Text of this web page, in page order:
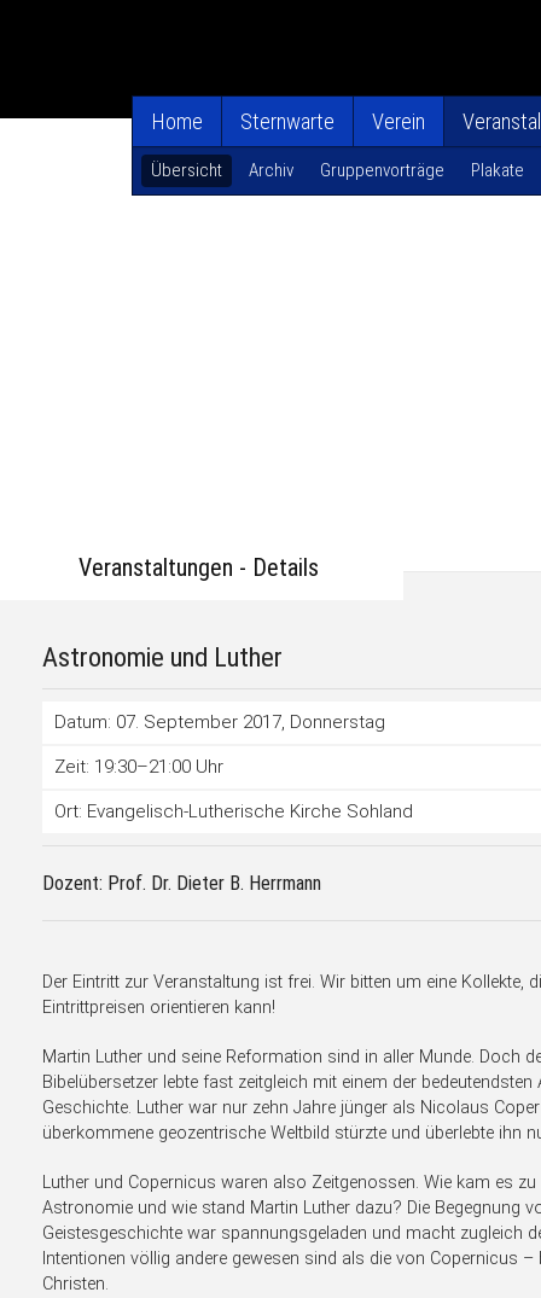
Home Sternwarte Verein
Übersicht Archiv Gruppenvorträge Plakate
Veranstaltungen - Details
Astronomie und Luther
Datum: 07. September 2017, Donnerstag
Zeit: 19:30–21:00 Uhr
Ort: Evangelisch-Lutherische Kirche Sohland
Dozent: Prof. Dr. Dieter B. Herrmann
Der Eintritt zur Veranstaltung ist frei. Wir bitten um eine Kollekte,
Eintrittpreisen orientieren kann!
Martin Luther und seine Reformation sind in aller Munde. Doch
Bibelübersetzer lebte fast zeitgleich mit einem der
Geschichte. Luther war nur zehn Jahre jünger als Nicolaus
überkommene geozentrische Weltbild stürzte und überlebte ihn
Luther und Copernicus waren also Zeitgenossen. Wie kam es
Astronomie und wie stand Martin Luther dazu? Die Begegnung
Geistesgeschichte war spannungsgeladen und macht zugleich
Intentionen völlig andere gewesen sind als die von Copernicus –
Christen.